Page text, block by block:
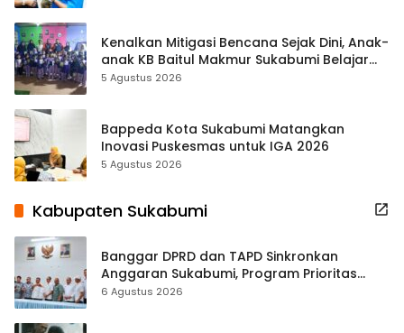
Kenalkan Mitigasi Bencana Sejak Dini, Anak-
anak KB Baitul Makmur Sukabumi Belajar
Lewat Boneka Tangan
5 Agustus 2026
Bappeda Kota Sukabumi Matangkan
Inovasi Puskesmas untuk IGA 2026
5 Agustus 2026
Kabupaten Sukabumi
Banggar DPRD dan TAPD Sinkronkan
Anggaran Sukabumi, Program Prioritas
hingga Pendapatan Dibahas
6 Agustus 2026